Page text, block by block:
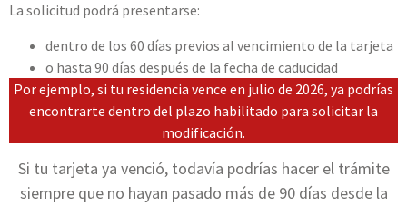
La solicitud podrá presentarse:
dentro de los 60 días previos al vencimiento de la tarjeta
o hasta 90 días después de la fecha de caducidad
Por ejemplo, si tu residencia vence en julio de 2026, ya podrías
encontrarte dentro del plazo habilitado para solicitar la
modificación.
Si tu tarjeta ya venció, todavía podrías hacer el trámite
siempre que no hayan pasado más de 90 días desde la